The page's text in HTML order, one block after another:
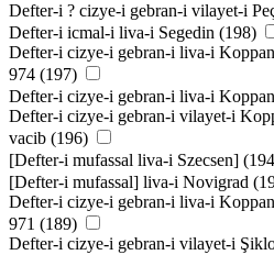
Defter-i ? cizye-i gebran-i vilayet-i
Defter-i icmal-i liva-i Segedin (198)
Defter-i cizye-i gebran-i liva-i
974 (197)
Defter-i cizye-i gebran-i liva-i
Defter-i cizye-i gebran-i vilayet-i
vacib (196)
[Defter-i mufassal liva-i Szecsen]
[Defter-i mufassal] liva-i Novigrad
Defter-i cizye-i gebran-i liva-i
971 (189)
Defter-i cizye-i gebran-i vilayet-i